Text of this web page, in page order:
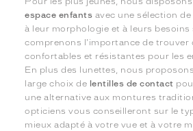
espace enfants avec une sélection
à leur morphologie et à leurs besoins
comprenons l'importance de trouver
confortables et résistantes pour les
En plus des lunettes, nous
large choix de lentilles de contact
une alternative aux montures
opticiens vous conseilleront sur le
mieux adapté à votre vue et à votre